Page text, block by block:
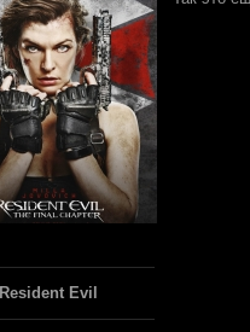
Resident Evil